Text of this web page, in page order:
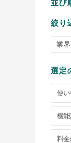
並び
絞り
業
選定
使い
機能
料金